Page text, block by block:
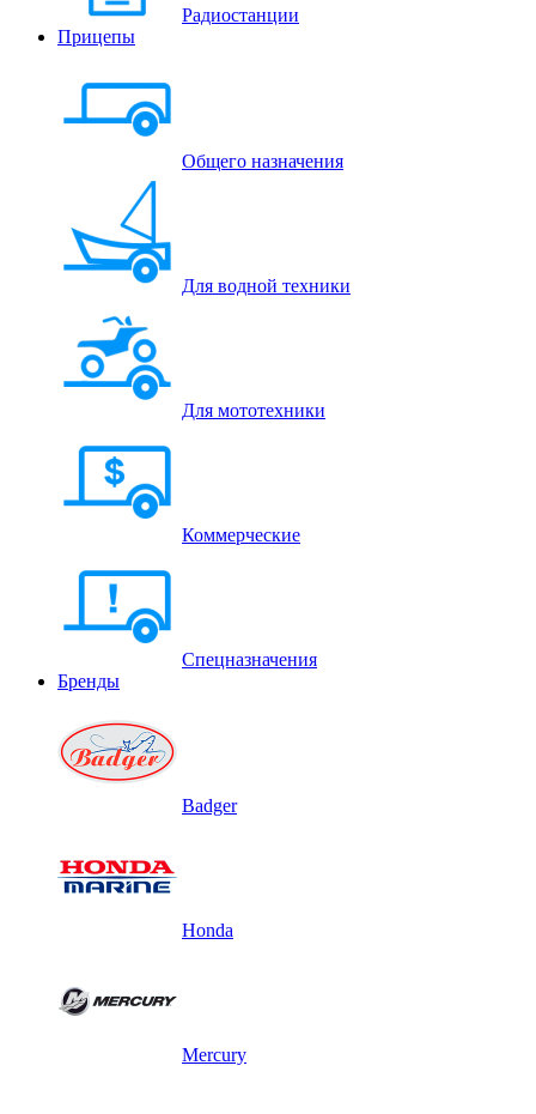
Радиостанции
Прицепы
Общего назначения
Для водной техники
Для мототехники
Коммерческие
Спецназначения
Бренды
Badger
Honda
Mercury